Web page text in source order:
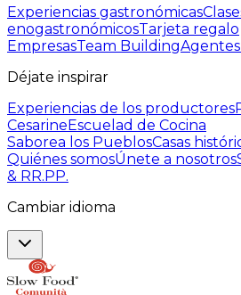
Experiencias gastronómicas
enogastronómicosTarjeta regalo
EmpresasTeam Building
Déjate inspirar
Experiencias de los productores
CesarineEscuelad de Cocina
Saborea los PueblosCasas
Quiénes somosÚnete a nosotros
& RR.PP.
Cambiar idioma